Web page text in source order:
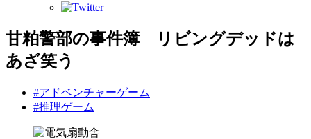
甘粕警部の事件簿 リビングデッドは
あざ笑う
#アドベンチャーゲーム
#推理ゲーム